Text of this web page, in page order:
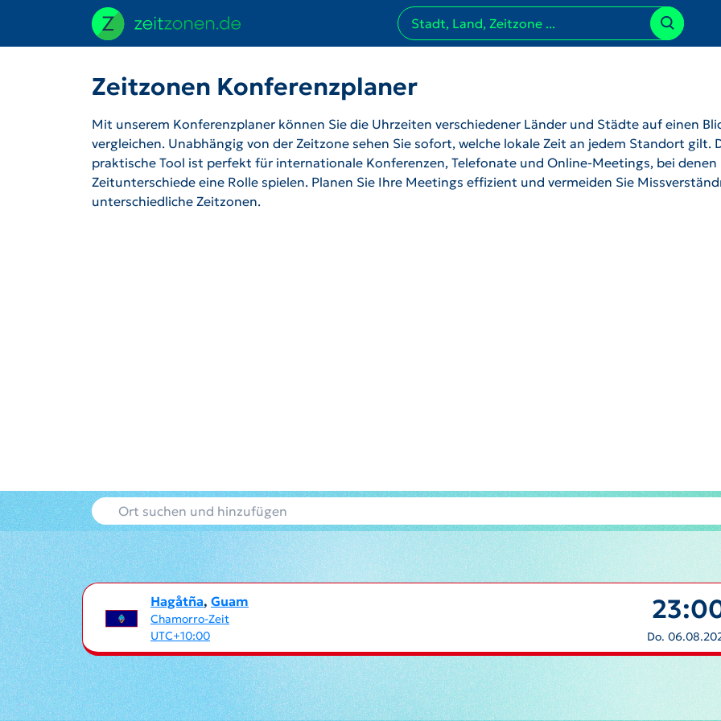
Zeitzonen Konferenzplaner
Mit unserem Konferenzplaner können Sie die Uhrzeiten verschiedener Länder und Städte auf einen
vergleichen. Unabhängig von der Zeitzone sehen Sie sofort, welche lokale Zeit an jedem Standort gilt.
praktische Tool ist perfekt für internationale Konferenzen, Telefonate und Online-Meetings, bei denen
Zeitunterschiede eine Rolle spielen. Planen Sie Ihre Meetings effizient und vermeiden Sie
unterschiedliche Zeitzonen.
Hagåtña, Guam
Chamorro-Zeit
UTC+10:00
Do.